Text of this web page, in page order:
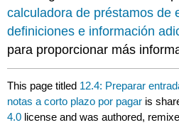
calculadora de préstamos de
definiciones e información
para proporcionar más
This page titled 12.4: Preparar
notas a corto plazo por pagar is
4.0 license and was authored,